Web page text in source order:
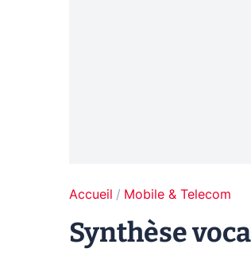
Accueil Mobile & Telecom
Synthèse